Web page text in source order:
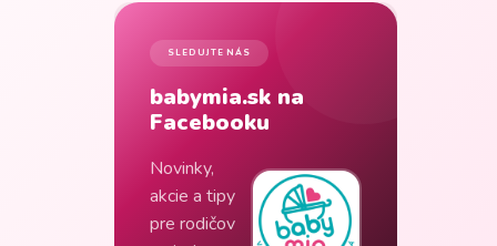
SLEDUJTE NÁS
babymia.sk na
Facebooku
Novinky,
akcie a tipy
pre rodičov